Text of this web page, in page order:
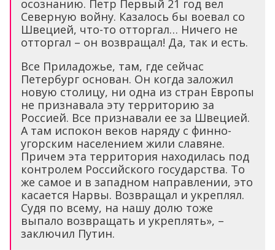
осознанию. Петр Первый 21 год вел
Северную войну. Казалось бы воевал со
Швецией, что-то отторгал… Ничего не
отторгал – он возвращал! Да, так и есть.
Все Приладожье, там, где сейчас
Петербург основан. Он когда заложил
новую столицу, ни одна из стран Европы
не признавала эту территорию за
Россией. Все признавали ее за Швецией.
А там испокон веков наряду с финно-
угорским населением жили славяне.
Причем эта территория находилась под
контролем Российского государства. То
же самое и в западном направлении, это
касается Нарвы. Возвращал и укреплял.
Судя по всему, на нашу долю тоже
выпало возвращать и укреплять», –
заключил Путин.